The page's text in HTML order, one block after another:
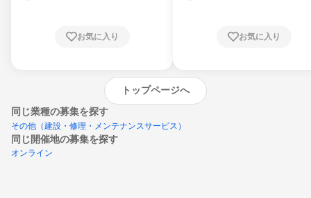
お気に入り お気に入り
トップページへ
同じ業種の募集を探す
その他（建設・修理・メンテナンスサービス）
同じ開催地の募集を探す
オンライン